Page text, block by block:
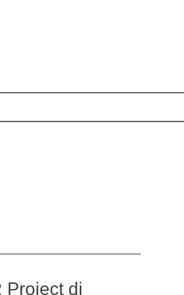
Project di